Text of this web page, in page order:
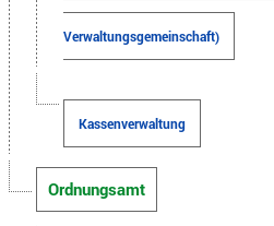
Verwaltungsgemeinschaft)
Kassenverwaltung
Ordnungsamt